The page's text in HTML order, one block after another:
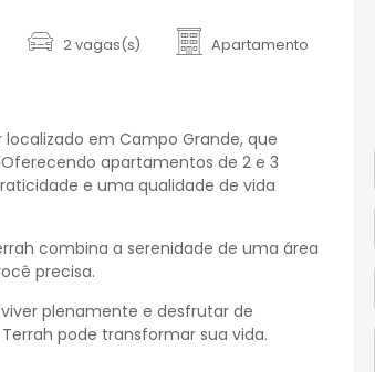
2 vagas(s) Apartamento
em Campo Grande, que
apartamentos de 2 e 3
e uma qualidade de vida
combina a serenidade de uma área
precisa.
plenamente e desfrutar de
pode transformar sua vida.